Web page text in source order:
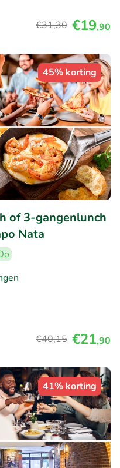
€31,30 €19,90
45% korting
of 3-gangenlunch
Nata
€40,15 €21,90
41% korting